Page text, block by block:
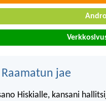
jae
Hiskialle, kansani